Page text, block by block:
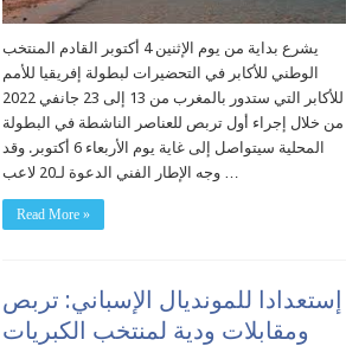
يشرع بداية من يوم الإثنين 4 أكتوبر القادم المنتخب
الوطني للأكابر في التحضيرات لبطولة إفريقيا للأمم
للأكابر التي ستدور بالمغرب من 13 إلى 23 جانفي 2022
من خلال إجراء أول تربص للعناصر الناشطة في البطولة
المحلية سيتواصل إلى غاية يوم الأربعاء 6 أكتوبر. وقد
وجه الإطار الفني الدعوة لـ20 لاعب …
Read More »
إستعدادا للمونديال الإسباني: تربص
ومقابلات ودية لمنتخب الكبريات